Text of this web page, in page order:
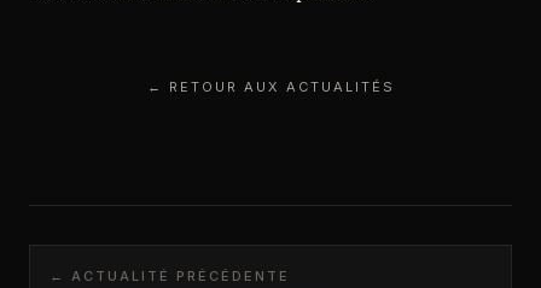
← RETOUR AUX ACTUALITÉS
← ACTUALITÉ PRÉCÉDENTE